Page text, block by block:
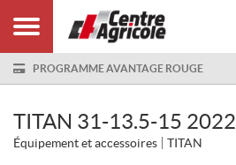
PROGRAMME AVANTAGE ROUGE
TITAN 31-13.5-15 2022
Équipement et accessoires TITAN